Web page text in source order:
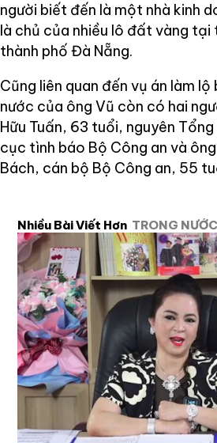
người biết đến là một nhà kinh
là chủ của nhiều lô đất vàng tại
thành phố Đà Nẵng.
Cũng liên quan đến vụ án làm lộ
nước của ông Vũ còn có hai
Hữu Tuấn, 63 tuổi, nguyên
cục tình báo Bộ Công an và
Bách, cán bộ Bộ Công an, 55
Nhiều Bài Viết Hơn TRONG NƯỚC